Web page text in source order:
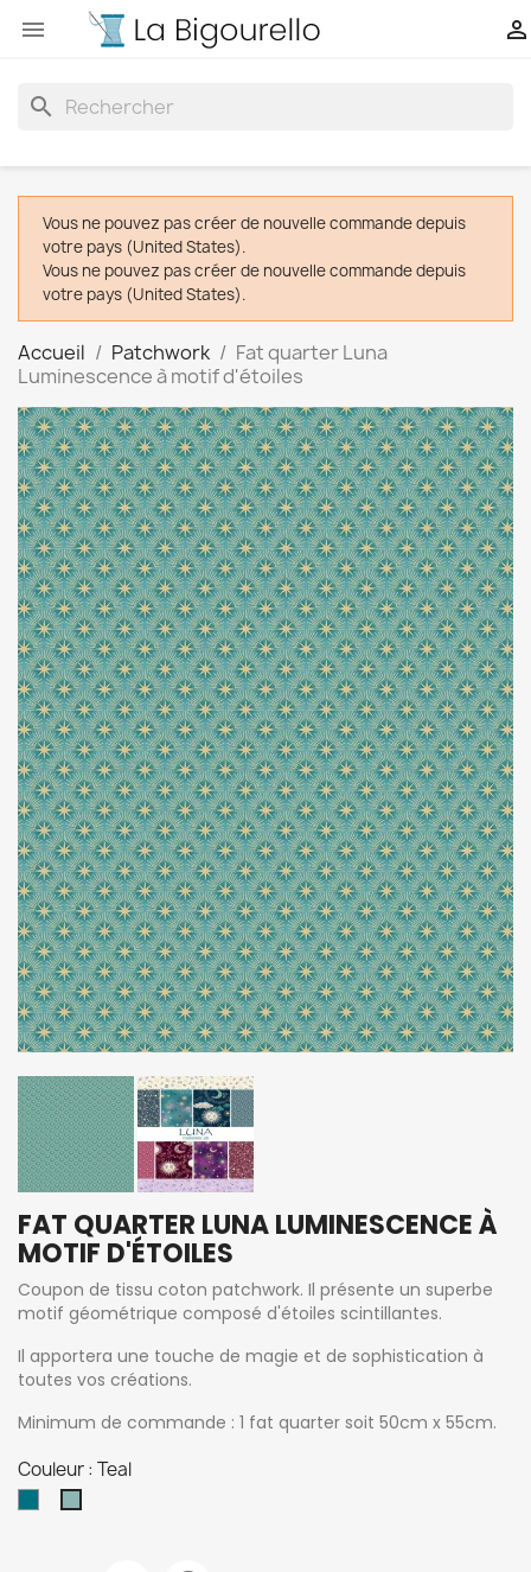
 
search
Vous ne pouvez pas créer de nouvelle commande depuis
votre pays (United States).
Vous ne pouvez pas créer de nouvelle commande depuis
votre pays (United States).
Accueil Patchwork
Fat quarter Luna
Luminescence à motif d'étoiles
FAT QUARTER LUNA LUMINESCENCE À
MOTIF D'ÉTOILES
Coupon de tissu coton patchwork. Il présente un superbe
motif géométrique composé d'étoiles scintillantes.
Il apportera une touche de magie et de sophistication à
toutes vos créations.
Minimum de commande : 1 fat quarter soit 50cm x 55cm.
Couleur : Teal